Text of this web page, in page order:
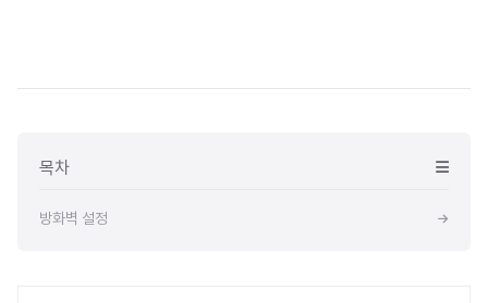
목차
방화벽 설정